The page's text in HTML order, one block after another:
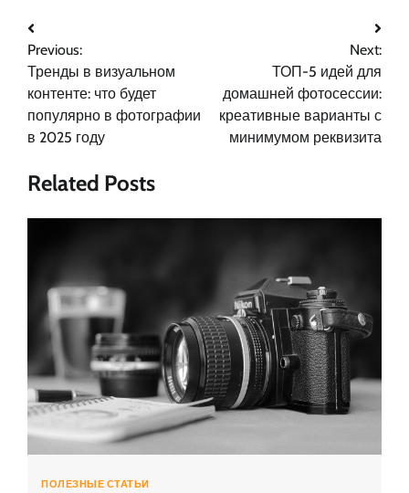
Навигация
по
записям
Previous:
Тренды в визуальном
контенте: что будет
популярно в фотографии
в 2025 году
Next:
ТОП-5 идей для
домашней фотосессии:
креативные варианты с
минимумом реквизита
Related Posts
ПОЛЕЗНЫЕ СТАТЬИ